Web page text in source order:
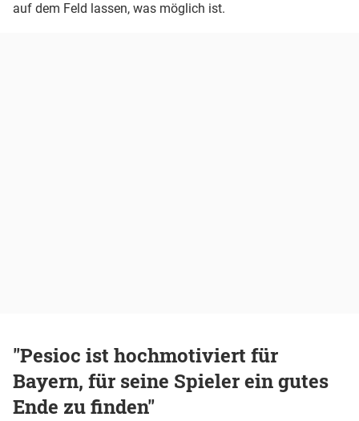
auf dem Feld lassen, was möglich ist.
"Pesioc ist hochmotiviert für
Bayern, für seine Spieler ein gutes
Ende zu finden"